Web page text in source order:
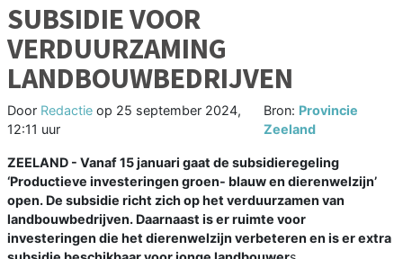
SUBSIDIE VOOR
VERDUURZAMING
LANDBOUWBEDRIJVEN
Door Redactie op 25 september 2024,
12:11 uur
Bron: Provincie
Zeeland
ZEELAND - Vanaf 15 januari gaat de subsidieregeling
‘Productieve investeringen groen- blauw en dierenwelzijn’
open. De subsidie richt zich op het verduurzamen van
landbouwbedrijven. Daarnaast is er ruimte voor
investeringen die het dierenwelzijn verbeteren en is er extra